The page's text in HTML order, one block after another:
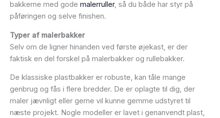
bakkerne med gode malerruller, så du både har styr på
påføringen og selve finishen.
Typer af malerbakker
Selv om de ligner hinanden ved første øjekast, er der
faktisk en del forskel på malerbakker og rullebakker.
De klassiske plastbakker er robuste, kan tåle mange
genbrug og fås i flere bredder. De er oplagte til dig, der
maler jævnligt eller gerne vil kunne gemme udstyret til
næste projekt. Nogle modeller er lavet i genanvendt plast,